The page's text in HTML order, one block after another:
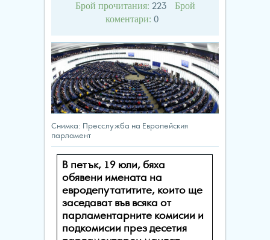
Брой прочитания: 223
Брой
коментари: 0
Снимка: Пресслужба на Европейския
парламент
В петък, 19 юли, бяха
обявени имената на
евродепутатитите, които ще
заседават във всяка от
парламентарните комисии и
подкомисии през десетия